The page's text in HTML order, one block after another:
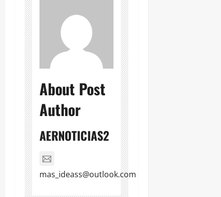
About Post
Author
AERNOTICIAS2
mas_ideass@outlook.com